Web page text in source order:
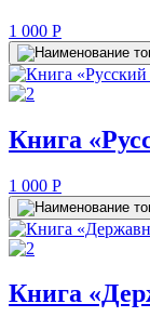
1 000 P
Книга
1 000 P
Книга